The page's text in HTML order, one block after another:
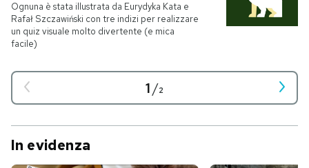
Ognuna è stata illustrata da Eurydyka Kata e
Rafał Szczawiński con tre indizi per realizzare
un quiz visuale molto divertente (e mica
facile)
1/2
In evidenza